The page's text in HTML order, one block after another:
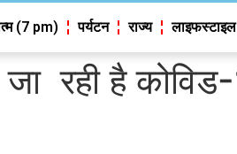
(7 pm) पर्यटन राज्य लाइफस्टाइल
जा रही है